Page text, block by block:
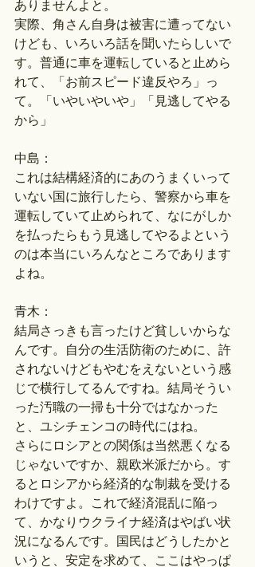
ありませんよと。
実際、角さん自身は被害に遭ってない
けども、いろいろ話を聞いたらしいで
す。普通に車を運転していると止めら
れて、「お前スピード違反やろ」っ
て。「いやいやいや」「見逃してやる
から」
中島：
これは結構経済的にあのうまくいって
いない国に旅行したら、警察から車を
運転していて止められて、なにがしか
を払ったらもう見逃してやるよという
のは本当にいろんなところであります
よね。
青木：
結局さっきも言ったけど貧しいからな
んです。自分の生活防衛のために、許
されないけどもやむをえないという感
じで横行してるんですね。結局そうい
った汚職の一掃も十分ではなかった
と、ユシチェンコの時代にはね。
さらにロシアとの関係は当然悪くなる
じゃないですか、親欧米派だから。す
るとロシアから経済的な制裁を受ける
わけですよ。これで経済混乱に陥っ
て、かなりウクライナ経済はやばい状
況になるんです。国民はどうしたかと
いうと、安定を求めて、ここはやっぱ